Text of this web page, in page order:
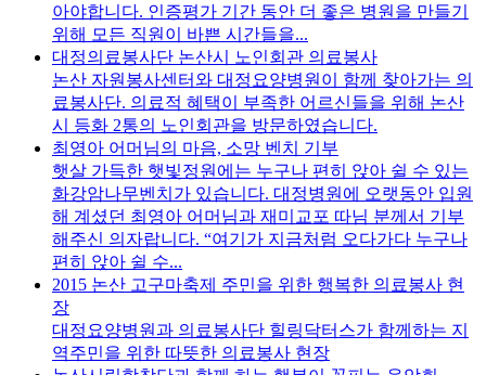
아야합니다. 인증평가 기간 동안 더 좋은 병원을 만들기
위해 모든 직원이 바쁜 시간들을...
대정의료봉사단 논산시 노인회관 의료봉사
논산 자원봉사센터와 대정요양병원이 함께 찾아가는 의
료봉사단. 의료적 혜택이 부족한 어르신들을 위해 논산
시 등화 2통의 노인회관을 방문하였습니다.
최영아 어머님의 마음, 소망 벤치 기부
햇살 가득한 햇빛정원에는 누구나 편히 앉아 쉴 수 있는
화강암나무벤치가 있습니다. 대정병원에 오랫동안 입원
해 계셨던 최영아 어머님과 재미교포 따님 분께서 기부
해주신 의자랍니다. “여기가 지금처럼 오다가다 누구나
편히 앉아 쉴 수...
2015 논산 고구마축제 주민을 위한 행복한 의료봉사 현
장
대정요양병원과 의료봉사단 힐링닥터스가 함께하는 지
역주민을 위한 따뜻한 의료봉사 현장